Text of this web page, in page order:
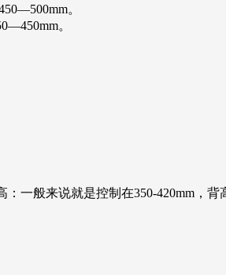
。
。
一般来说就是控制在350-420mm，背